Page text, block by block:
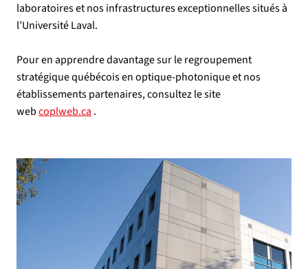
laboratoires et nos infrastructures exceptionnelles situés à
l’Université Laval.
Pour en apprendre davantage sur le regroupement
stratégique québécois en optique-photonique et nos
établissements partenaires, consultez le site
webcoplweb.ca .